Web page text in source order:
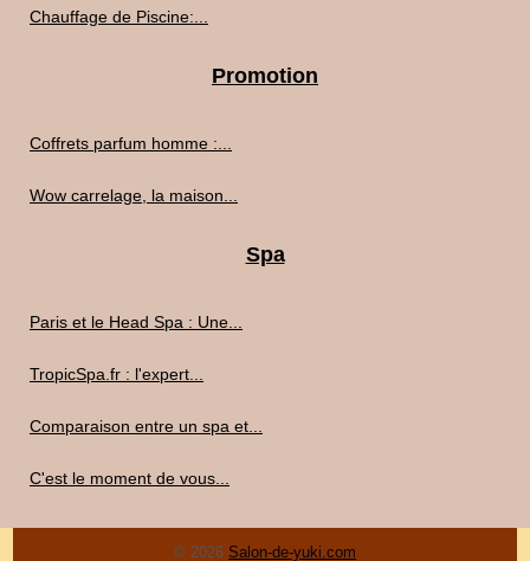
Chauffage de Piscine:...
Promotion
Coffrets parfum homme :...
Wow carrelage, la maison...
Spa
Paris et le Head Spa : Une...
TropicSpa.fr : l'expert...
Comparaison entre un spa et...
C'est le moment de vous...
© 2026 Salon-de-yuki.com